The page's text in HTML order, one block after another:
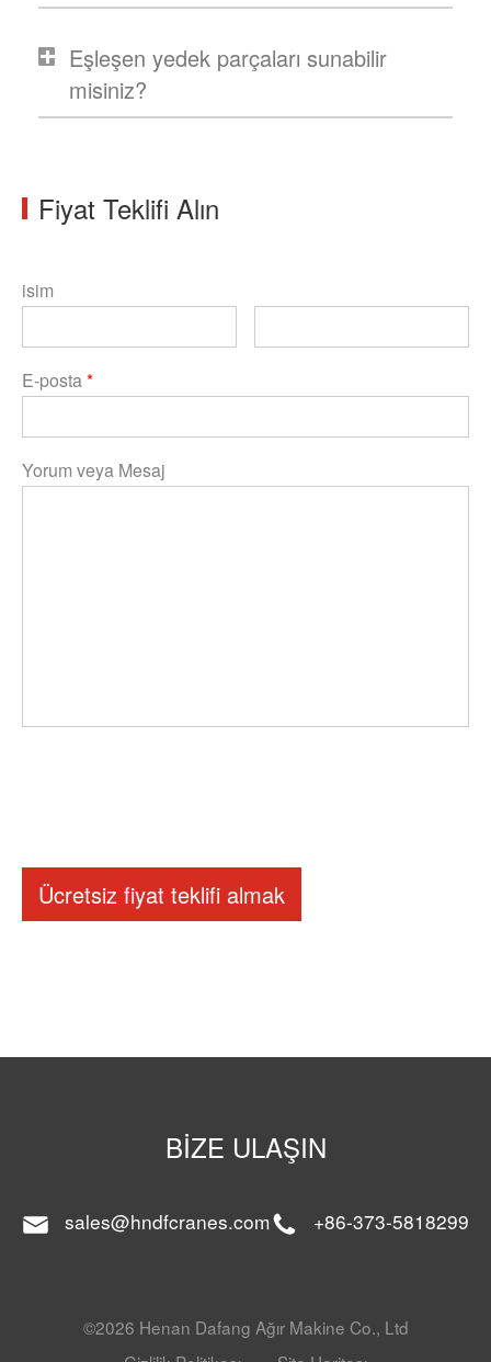
Eşleşen yedek parçaları sunabilir
misiniz?
Fiyat Teklifi Alın
isim
E-posta*
Yorum veya Mesaj
Ücretsiz fiyat teklifi almak
BIZE ULAŞIN
sales@hndfcranes.com +86-373-5818299
©2026 Henan Dafang Ağır Makine Co., Ltd